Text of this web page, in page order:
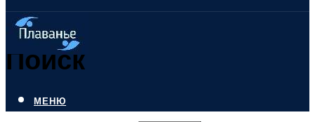
Поиск
МЕНЮ